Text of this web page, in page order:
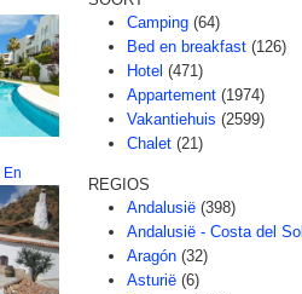
En
Camping (64)
Bed en breakfast (126)
Hotel (471)
Appartement (1974)
Vakantiehuis (2599)
Chalet (21)
REGIOS
Andalusië (398)
Andalusië - Costa del Sol
Aragón (32)
Asturië (6)